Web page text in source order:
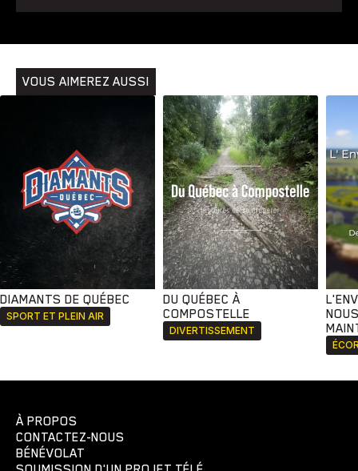
VOUS AIMEREZ AUSSI
DIAMANTS DE QUÉBEC
SPORT ET PLEIN AIR
DU QUÉBEC À
COMPOSTELLE
DIVERTISSEMENT
À PROPOS
CONTACTEZ-NOUS
BÉNÉVOLAT